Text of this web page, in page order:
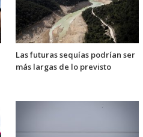
Las futuras sequías podrían ser
más largas de lo previsto